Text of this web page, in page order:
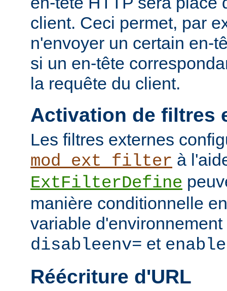
client. Ceci permet, par
n'envoyer un certain en-
si un en-tête
la requête du client.
Activation de filtres
Les filtres externes
mod_ext_filter à
ExtFilterDefine
manière conditionnelle
variable
disableenv= et
Réécriture d'URL